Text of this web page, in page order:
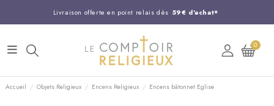
Livraison offerte en point relais dès 59€ d'achat*
Entreprise Française familiale
Support client disponible au 03 20 24 74 15
Commandez avant 14H, expédition le jour même !
0
Accueil Objets Religieux Encens Religieux Encens bâtonnet Eglise